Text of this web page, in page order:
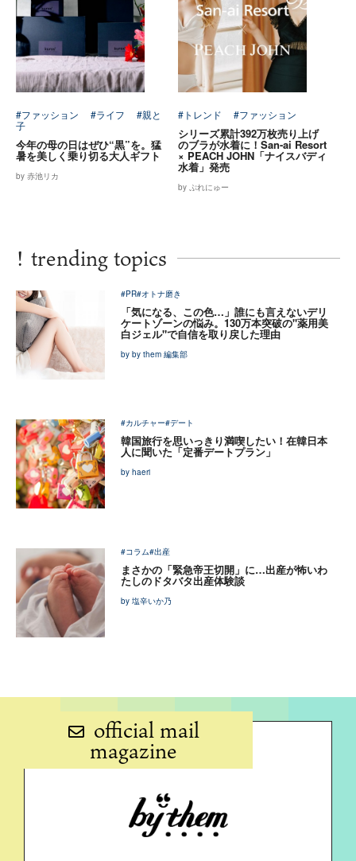
#ファッション #ライフ
#親と
子
今年の母の日はぜひ“黒”を。猛
暑を美しく乗り切る大人ギフト
by 赤池リカ
#トレンド #ファッション
シリーズ累計392万枚売り上げ
のブラが水着に！San-ai Resort
× PEACH JOHN「ナイスバディ
水着」発売
by ぷれにゅー
! trending topics
#PR#オトナ磨き
「気になる、この色…」誰にも言えないデリ
ケートゾーンの悩み。130万本突破の"薬用美
白ジェル"で自信を取り戻した理由
by by them 編集部
#カルチャー#デート
韓国旅行を思いっきり満喫したい！在韓日本
人に聞いた「定番デートプラン」
by haeri
#コラム#出産
まさかの「緊急帝王切開」に…出産が怖いわ
たしのドタバタ出産体験談
by 塩辛いか乃
official mail
magazine